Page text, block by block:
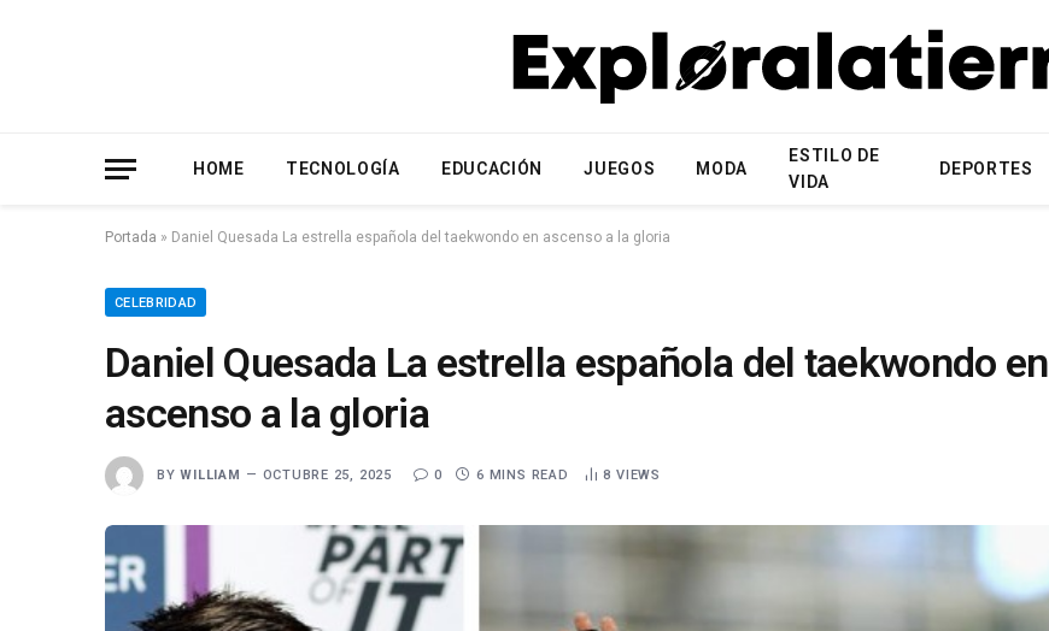
HOME TECNOLOGÍA EDUCACIÓN JUEGOS MODA
ESTILO DE
VIDA
DEPORTES
Portada » Daniel Quesada La estrella española del taekwondo en ascenso a la gloria
CELEBRIDAD
Daniel Quesada La estrella española del taekwondo en
ascenso a la gloria
BY WILLIAM OCTUBRE 25, 2025 0 6 MINS READ 8 VIEWS